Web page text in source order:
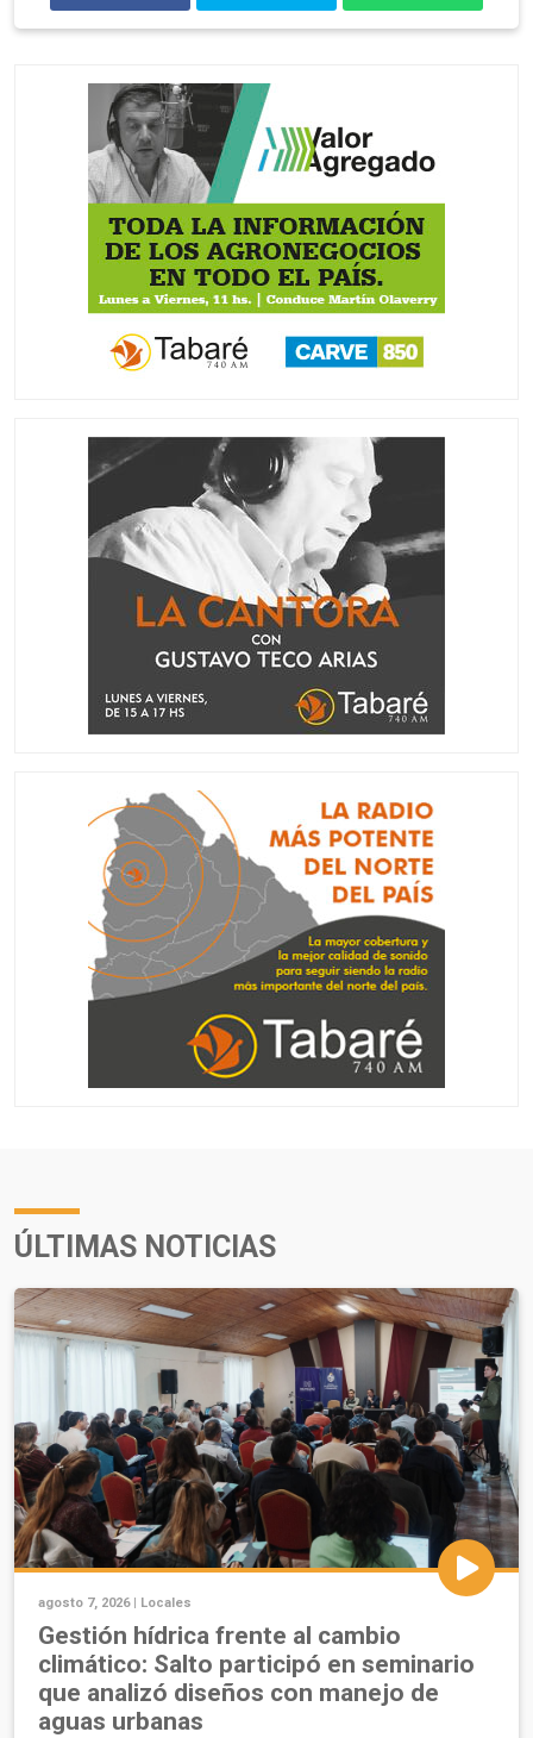
ÚLTIMAS NOTICIAS
agosto 7, 2026 | Locales
Gestión hídrica frente al cambio
climático: Salto participó en seminario
que analizó diseños con manejo de
aguas urbanas